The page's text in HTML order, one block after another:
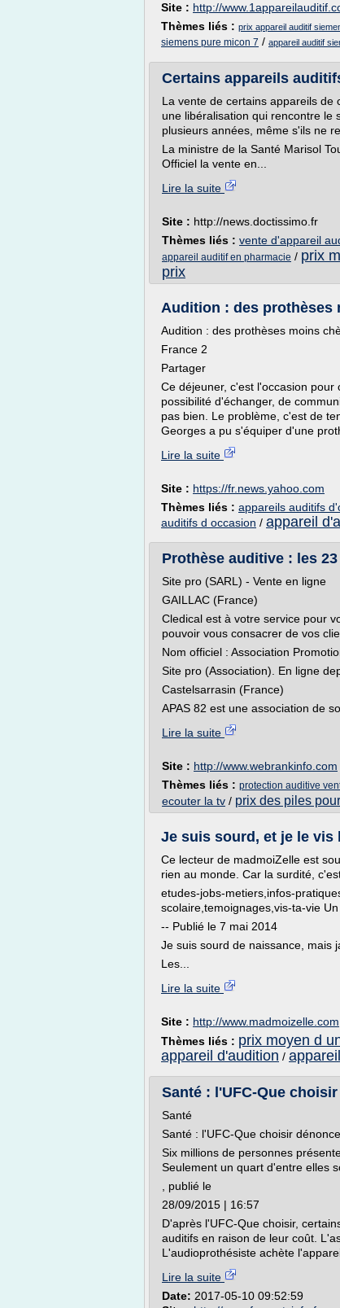
Site : http://
Thèmes liés : prix appareil auditif
siemens pure micon 7 / appareil auditif
Certains appareils
La vente de certains appareils de
une libéralisation qui rencontre le
plusieurs années, même s'ils ne
La ministre de la Santé Marisol
Officiel la vente en...
Lire la suite
Site : http://news.doctissimo.fr
Thèmes liés : vente d'appareil
appareil auditif en pharmacie / prix
prix
Audition : des prothèses
Audition : des prothèses moins
France 2
Partager
Ce déjeuner, c'est l'occasion
possibilité d'échanger, de
pas bien. Le problème, c'est de
Georges a pu s'équiper d'une
Lire la suite
Site : https://fr.news.yahoo.com
Thèmes liés : appareils auditifs
auditifs d occasion / appareil
Prothèse auditive : les
Site pro (SARL) - Vente en ligne
GAILLAC (France)
Cledical est à votre service pour
pouvoir vous consacrer de vos
Nom officiel : Association
Site pro (Association). En ligne
Castelsarrasin (France)
APAS 82 est une association de
Lire la suite
Site : http://www.webrankinfo.com
Thèmes liés : protection auditive
ecouter la tv / prix des piles
Je suis sourd, et je le
Ce lecteur de madmoiZelle est
rien au monde. Car la surdité,
etudes-jobs-metiers,infos-
scolaire,temoignages,vis-ta-vie
-- Publié le 7 mai 2014
Je suis sourd de naissance, mais
Les...
Lire la suite
Site : http://www.madmoizelle.com
Thèmes liés : prix moyen d
appareil d'audition /
Santé : l'UFC-Que
Santé
Santé : l'UFC-Que choisir
Six millions de personnes
Seulement un quart d'entre elles
, publié le
28/09/2015 | 16:57
D'après l'UFC-Que choisir,
auditifs en raison de leur coût.
L'audioprothésiste achète
Lire la suite
Date: 2017-05-10 09:52:59